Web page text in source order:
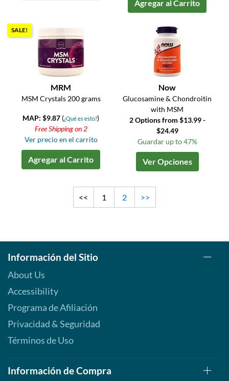
Agregar al Carrito
SALE!
MRM
MSM Crystals 200 grams
MAP: $9.87 (¿Qué es esto?)
Free Shipping on 2
Ver precio en el carrito
Agregar al Carrito
Now
Glucosamine & Chondroitin
with MSM
2 Options from $13.99 -
$24.49
Guardar up to 47%
Ver Opciones
<< 1 2 >>
Información del Sitio
About Us
Accessibility
Programa de Afiliación
Privacidad & Seguridad
Términos de Uso
Información de Compra